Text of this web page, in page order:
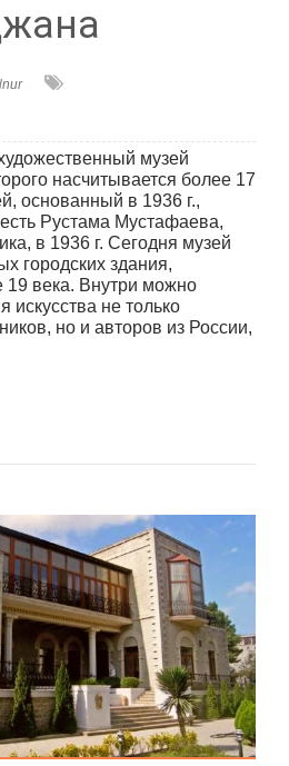
музей
насчитывается более 17
основанный в 1936 г.,
Рустама Мустафаева,
в 1936 г. Сегодня музей
городских здания,
19 века. Внутри можно
искусства не только
но и авторов из России,